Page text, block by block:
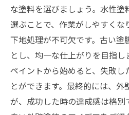
な塗料を選びましょう。水性塗
選ぶことで、作業がしやすくな
下地処理が不可欠です。古い
とし、均一な仕上がりを目指し
ペイントから始めると、失敗し
とができます。最終的には、外
が、成功した時の達成感は格別